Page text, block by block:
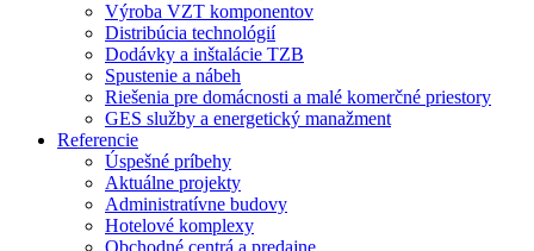
Výroba VZT komponentov
Distribúcia technológií
Dodávky a inštalácie TZB
Spustenie a nábeh
Riešenia pre domácnosti a malé komerčné priestory
GES služby a energetický manažment
Referencie
Úspešné príbehy
Aktuálne projekty
Administratívne budovy
Hotelové komplexy
Obchodné centrá a predajne